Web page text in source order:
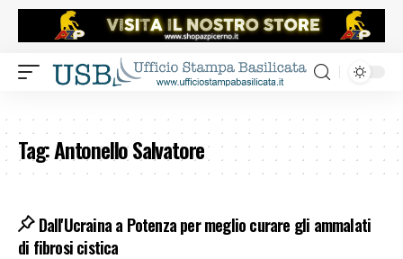
Tag:Antonello Salvatore
Dall'Ucraina a Potenza per meglio curare gli ammalati
di fibrosi cistica